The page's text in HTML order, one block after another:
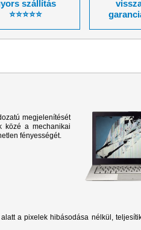
szállítás
⭐⭐⭐⭐⭐
garancia
megjelenítését
közé a mechanikai
fényességét.
a pixelek hibásodása nélkül,